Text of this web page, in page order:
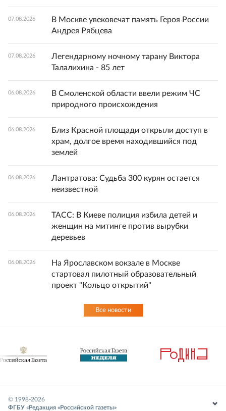
07.08.2026
В Москве увековечат память Героя России
Андрея Рябцева
07.08.2026
Легендарному ночному тарану Виктора
Талалихина - 85 лет
06.08.2026
В Смоленской области ввели режим ЧС
природного происхождения
06.08.2026
Близ Красной площади открыли доступ в
храм, долгое время находившийся под
землей
06.08.2026
Лантратова: Судьба 300 курян остается
неизвестной
06.08.2026
ТАСС: В Киеве полиция избила детей и
женщин на митинге против вырубки
деревьев
06.08.2026
На Ярославском вокзале в Москве
стартовал пилотный образовательный
проект "Кольцо открытий"
Все новости
© 1998-2026
ФГБУ «Редакция «Российской газеты»